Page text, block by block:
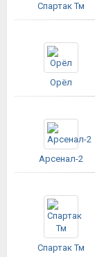
Спартак Тм
Орёл
Арсенал-2
Спартак Тм